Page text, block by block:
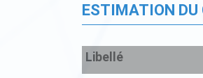
ESTIMATION DU
Libellé